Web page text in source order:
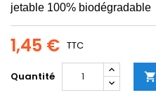
jetable 100% biodégradable
1,45 € TTC
Quantité 